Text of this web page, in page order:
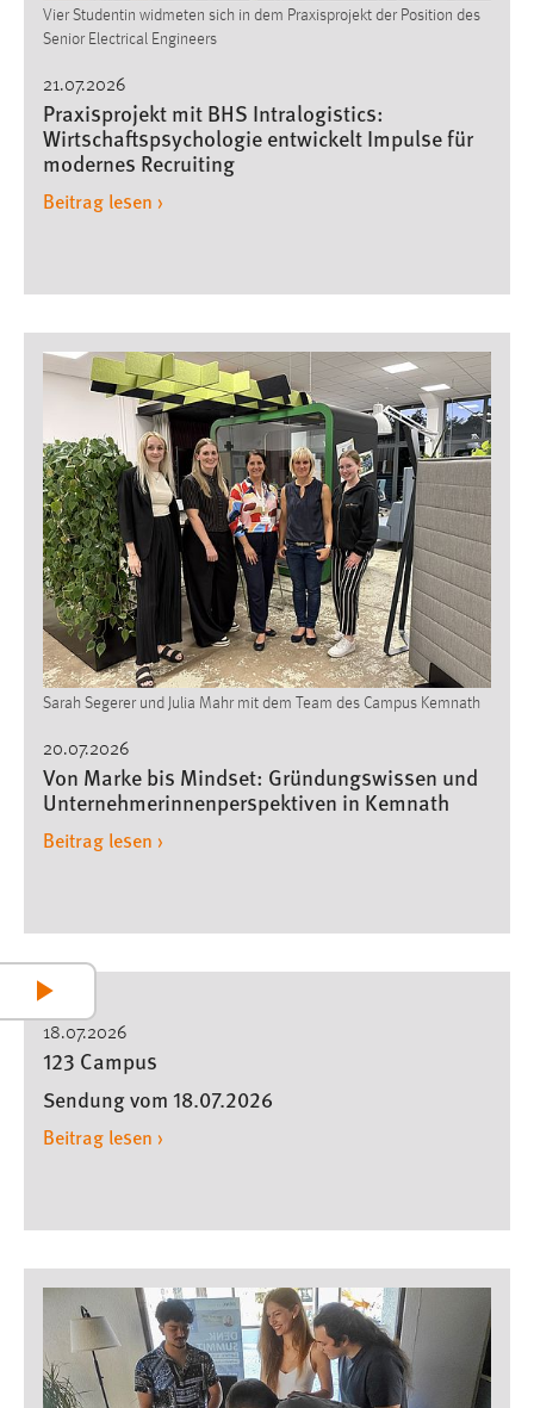
Vier Studentin widmeten sich in dem Praxisprojekt der Position des
Senior Electrical Engineers
21.07.2026
Praxisprojekt mit BHS Intralogistics:
Wirtschaftspsychologie entwickelt Impulse für
modernes Recruiting
Beitrag lesen ›
Sarah Segerer und Julia Mahr mit dem Team des Campus Kemnath
20.07.2026
Von Marke bis Mindset: Gründungswissen und
Unternehmerinnenperspektiven in Kemnath
Beitrag lesen ›
Play
Video
18.07.2026
123 Campus
Sendung vom 18.07.2026
Beitrag lesen ›